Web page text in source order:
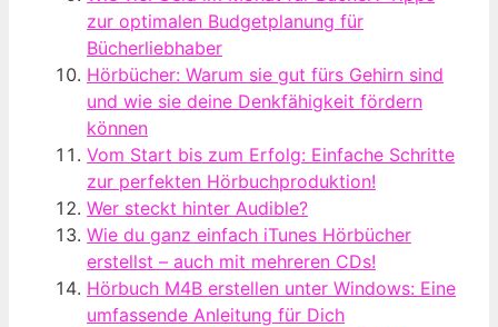
zur optimalen Budgetplanung für
Bücherliebhaber
Hörbücher: Warum sie gut fürs Gehirn sind
und wie sie deine Denkfähigkeit fördern
können
Vom Start bis zum Erfolg: Einfache Schritte
zur perfekten Hörbuchproduktion!
Wer steckt hinter Audible?
Wie du ganz einfach iTunes Hörbücher
erstellst – auch mit mehreren CDs!
Hörbuch M4B erstellen unter Windows: Eine
umfassende Anleitung für Dich